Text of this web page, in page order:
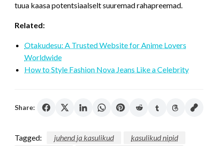
tuua kaasa potentsiaalselt suuremad rahapreemad.
Related:
Otakudesu: A Trusted Website for Anime Lovers
Worldwide
How to Style Fashion Nova Jeans Like a Celebrity
Share:
Tagged: juhend ja kasulikud
kasulikud nipid